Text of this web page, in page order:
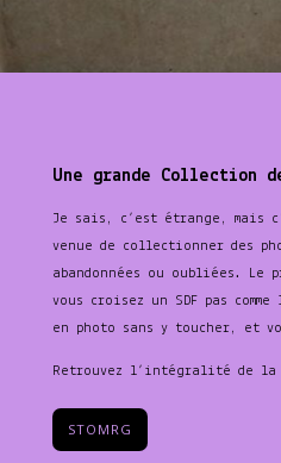
Une grande Collection de
Je sais, c’est étrange, mais
venue de collectionner des
abandonnées ou oubliées.
Le
vous croisez un SDF pas
en photo sans y toucher, et
Retrouvez l’intégralité de
STOMRG